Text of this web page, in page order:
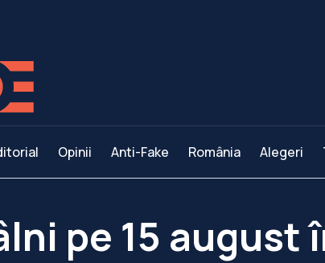
Opinii Anti-Fake România Alegeri
pe 15 august